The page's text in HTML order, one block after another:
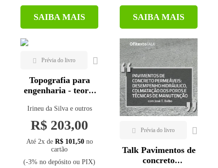
SAIBA MAIS SAIBA MAIS
Topografia para
engenharia - teoria
geomática - 2ª ed.
Irineu da Silva e outros
R$ 203,00
Até 2x de R$ 101,50no
cartão
(-3% no depósito ou PIX)
Talk Pavimentos de
concreto